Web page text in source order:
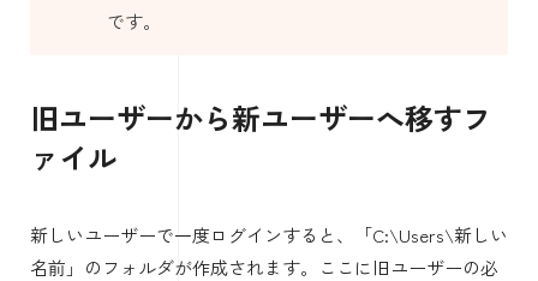
です。
旧ユーザーから新ユーザーへ移すフ
ァイル
新しいユーザーで一度ログインすると、「C:\Users\新しい
名前」のフォルダが作成されます。ここに旧ユーザーの必